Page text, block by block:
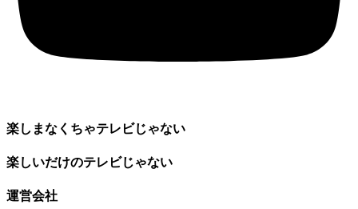
楽しまなくちゃテレビじゃない
楽しいだけのテレビじゃない
運営会社